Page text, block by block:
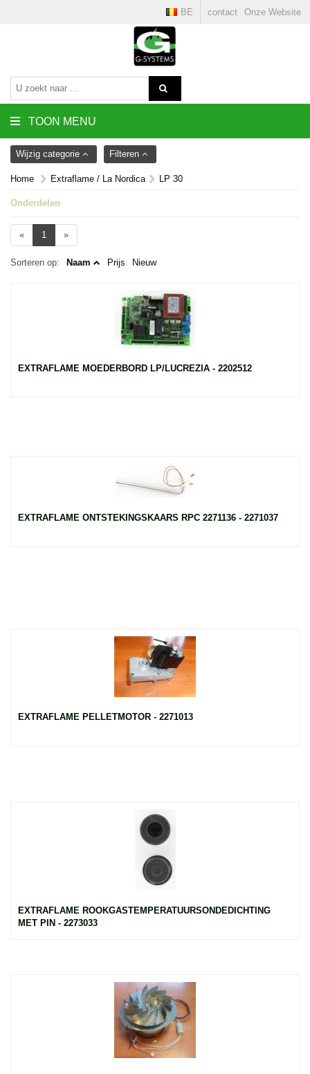
contact Onze Website
BE
TOON MENU
Wijzig categorie Filteren
Home Extraflame / La Nordica LP 30
Onderdelen
« 1 »
Sorteren op: Naam Prijs Nieuw
EXTRAFLAME MOEDERBORD LP/LUCREZIA - 2202512
EXTRAFLAME ONTSTEKINGSKAARS RPC 2271136 - 2271037
EXTRAFLAME PELLETMOTOR - 2271013
EXTRAFLAME ROOKGASTEMPERATUURSONDEDICHTING
MET PIN - 2273033